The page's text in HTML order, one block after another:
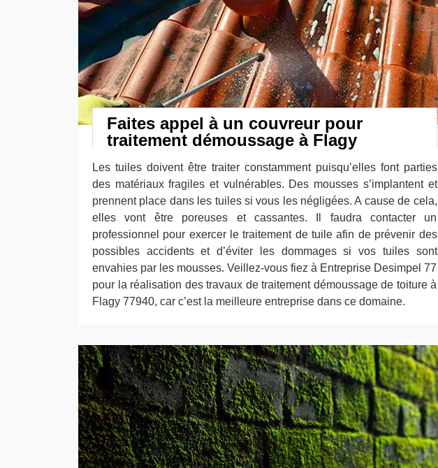
Faites appel à un couvreur pour
traitement démoussage à Flagy
Les tuiles doivent être traiter constamment puisqu’elles font parties
des matériaux fragiles et vulnérables. Des mousses s’implantent et
prennent place dans les tuiles si vous les négligées. A cause de cela,
elles vont être poreuses et cassantes. Il faudra contacter un
professionnel pour exercer le traitement de tuile afin de prévenir des
possibles accidents et d’éviter les dommages si vos tuiles sont
envahies par les mousses. Veillez-vous fiez à Entreprise Desimpel 77
pour la réalisation des travaux de traitement démoussage de toiture à
Flagy 77940, car c’est la meilleure entreprise dans ce domaine.